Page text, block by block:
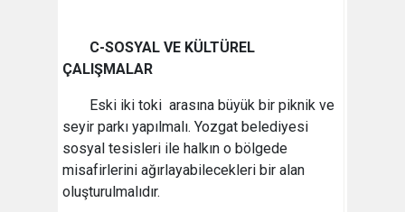
C-SOSYAL VE KÜLTÜREL
ÇALIŞMALAR
Eski iki toki arasına büyük bir piknik ve
seyir parkı yapılmalı. Yozgat belediyesi
sosyal tesisleri ile halkın o bölgede
misafirlerini ağırlayabilecekleri bir alan
oluşturulmalıdır.